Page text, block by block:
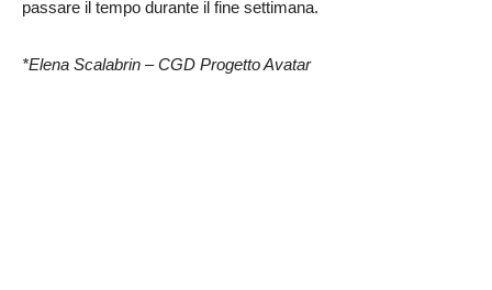
passare il tempo durante il fine settimana.
*Elena Scalabrin – CGD Progetto Avatar